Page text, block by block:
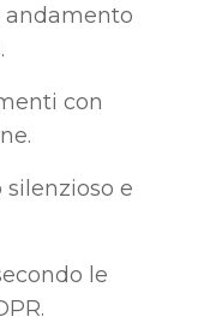
andamento
con
silenzioso e
le